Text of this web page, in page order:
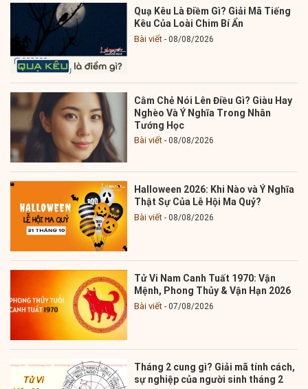
Quạ Kêu Là Điềm Gì? Giải Mã Tiếng
Kêu Của Loài Chim Bí Ẩn
Bài viết 08/08/2026
Cằm Chẻ Nói Lên Điều Gì? Giàu Hay
Nghèo Và Ý Nghĩa Trong Nhân
Tướng Học
Bài viết 08/08/2026
Halloween 2026: Khi Nào và Ý Nghĩa
Thật Sự Của Lễ Hội Ma Quỷ?
Bài viết 08/08/2026
Tử Vi Nam Canh Tuất 1970: Vận
Mệnh, Phong Thủy & Vận Hạn 2026
Bài viết 07/08/2026
Tháng 2 cung gì? Giải mã tính cách,
sự nghiệp của người sinh tháng 2